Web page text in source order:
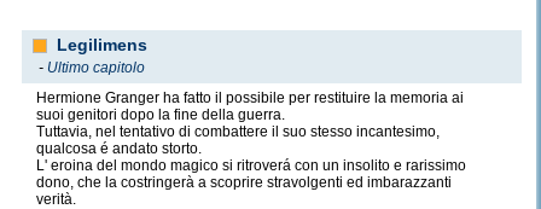
Legilimens
- Ultimo capitolo
Hermione Granger ha fatto il possibile per restituire la memoria ai
suoi genitori dopo la fine della guerra.
Tuttavia, nel tentativo di combattere il suo stesso incantesimo,
qualcosa é andato storto.
L' eroina del mondo magico si ritroverá con un insolito e rarissimo
dono, che la costringerà a scoprire stravolgenti ed imbarazzanti
verità.